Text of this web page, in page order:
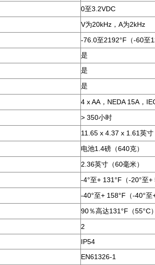
0至3.2VDC
V为20kHz ，A为2kHz
-76.0至2192°F （-60至
是
是
是
4 x AA， NEDA 15A，
> 350小时
11.65 x 4.37 x 1.61英寸
电池1.4磅（640克）
2.36英寸（60毫米）
-4°至+ 131°F （-20°至+
-40°至+ 158°F （-40°至
90％高达131°F （55°C）
2
IP54
EN61326-1